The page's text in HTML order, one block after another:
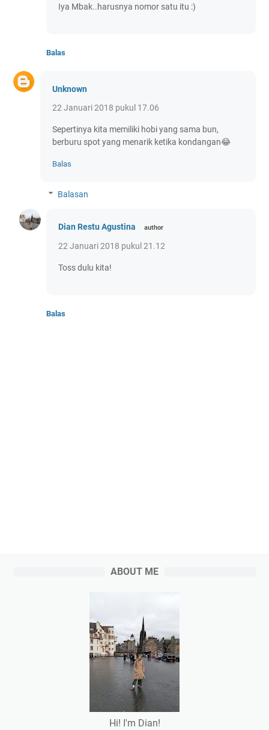
Iya Mbak..harusnya nomor satu itu :)
Balas
Unknown
22 Januari 2018 pukul 17.06
Sepertinya kita memiliki hobi yang sama bun,
berburu spot yang menarik ketika kondangan😂
Balas
Balasan
Dian Restu Agustina
22 Januari 2018 pukul 21.12
Toss dulu kita!
Balas
ABOUT ME
Hi! I'm Dian!